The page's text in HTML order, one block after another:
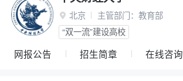
 北京 主管部门： 教育部
“双一流”建设高校
网报公告 招生简章 在线咨询